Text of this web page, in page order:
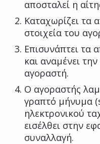
αποσταλεί η
Καταχωρίζει τα
στοιχεία του
Επισυνάπτει τα
και αναμένει
αγοραστή.
Ο αγοραστής
γραπτό μήνυμα
ηλεκτρονικού
εισέλθει στην
συναλλαγή.